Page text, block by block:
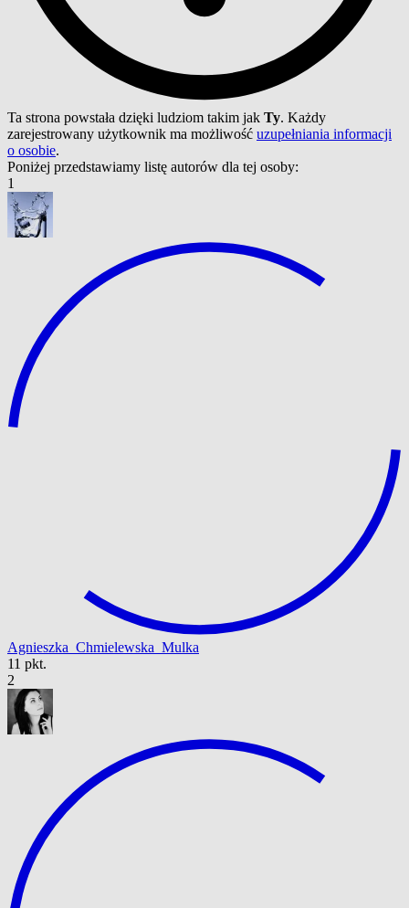
Ta strona powstała dzięki ludziom takim jak Ty. Każdy
zarejestrowany użytkownik ma możliwość uzupełniania informacji
o osobie.
Poniżej przedstawiamy listę autorów dla tej osoby:
1
Agnieszka_Chmielewska_Mulka
11 pkt.
2